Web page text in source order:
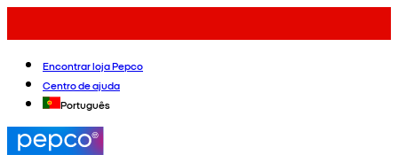
Encontrar loja Pepco
Centro de ajuda
Português